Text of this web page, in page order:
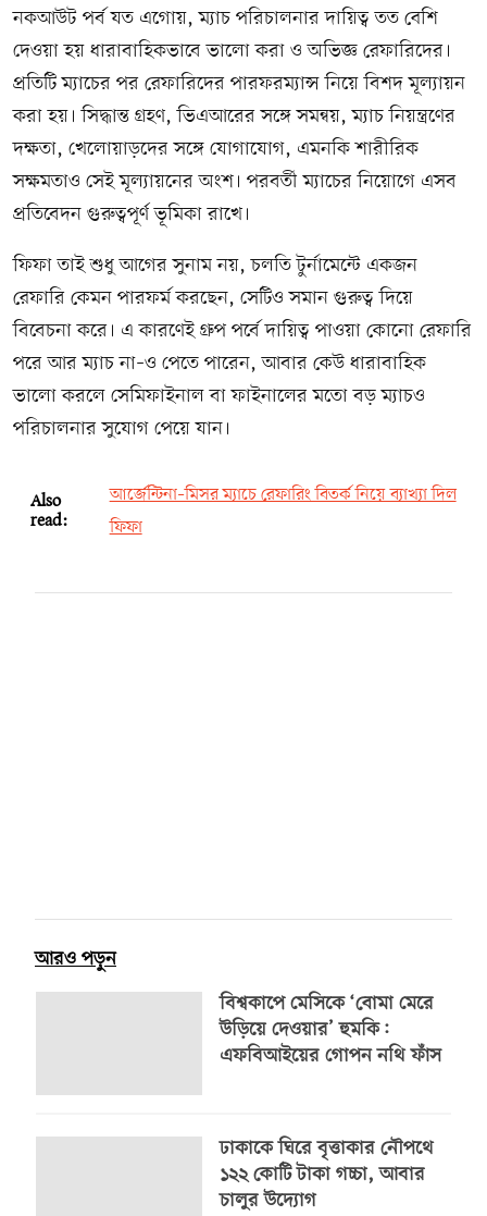
নকআউট পর্ব যত এগোয়, ম্যাচ পরিচালনার দায়িত্ব তত বেশি
দেওয়া হয় ধারাবাহিকভাবে ভালো করা ও অভিজ্ঞ রেফারিদের।
প্রতিটি ম্যাচের পর রেফারিদের পারফরম্যান্স নিয়ে বিশদ মূল্যায়ন
করা হয়। সিদ্ধান্ত গ্রহণ, ভিএআরের সঙ্গে সমন্বয়, ম্যাচ নিয়ন্ত্রণের
দক্ষতা, খেলোয়াড়দের সঙ্গে যোগাযোগ, এমনকি শারীরিক
সক্ষমতাও সেই মূল্যায়নের অংশ। পরবর্তী ম্যাচের নিয়োগে এসব
প্রতিবেদন গুরুত্বপূর্ণ ভূমিকা রাখে।
ফিফা তাই শুধু আগের সুনাম নয়, চলতি টুর্নামেন্টে একজন
রেফারি কেমন পারফর্ম করছেন, সেটিও সমান গুরুত্ব দিয়ে
বিবেচনা করে। এ কারণেই গ্রুপ পর্বে দায়িত্ব পাওয়া কোনো রেফারি
পরে আর ম্যাচ না–ও পেতে পারেন, আবার কেউ ধারাবাহিক
ভালো করলে সেমিফাইনাল বা ফাইনালের মতো বড় ম্যাচও
পরিচালনার সুযোগ পেয়ে যান।
Also
read:
আর্জেন্টিনা–মিসর ম্যাচে রেফারিং বিতর্ক নিয়ে ব্যাখ্যা দিল
ফিফা
আরও পড়ুন
বিশ্বকাপে মেসিকে ‘বোমা মেরে
উড়িয়ে দেওয়ার’ হুমকি:
এফবিআইয়ের গোপন নথি ফাঁস
ঢাকাকে ঘিরে বৃত্তাকার নৌপথে
১২২ কোটি টাকা গচ্চা, আবার
চালুর উদ্যোগ